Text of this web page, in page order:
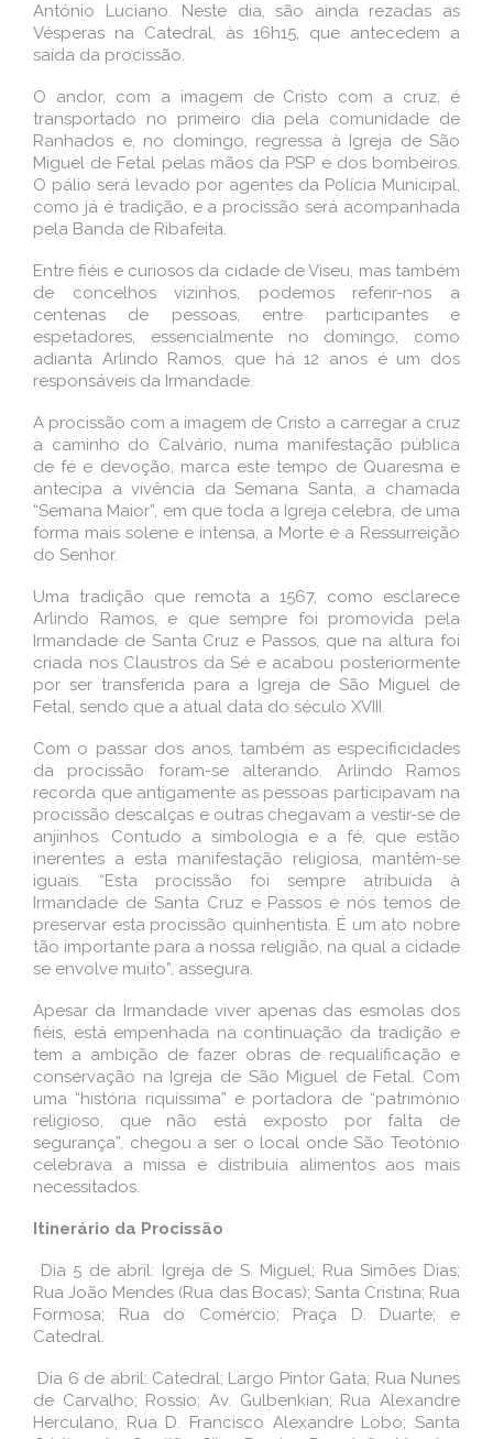
António Luciano. Neste dia, são ainda rezadas as
Vésperas na Catedral, às 16h15, que antecedem a
saída da procissão.
O andor, com a imagem de Cristo com a cruz, é
transportado no primeiro dia pela comunidade de
Ranhados e, no domingo, regressa à Igreja de São
Miguel de Fetal pelas mãos da PSP e dos bombeiros.
O pálio será levado por agentes da Polícia Municipal,
como já é tradição, e a procissão será acompanhada
pela Banda de Ribafeita.
Entre fiéis e curiosos da cidade de Viseu, mas também
de concelhos vizinhos, podemos referir-nos a
centenas de pessoas, entre participantes e
espetadores, essencialmente no domingo, como
adianta Arlindo Ramos, que há 12 anos é um dos
responsáveis da Irmandade.
A procissão com a imagem de Cristo a carregar a cruz
a caminho do Calvário, numa manifestação pública
de fé e devoção, marca este tempo de Quaresma e
antecipa a vivência da Semana Santa, a chamada
“Semana Maior”, em que toda a Igreja celebra, de uma
forma mais solene e intensa, a Morte e a Ressurreição
do Senhor.
Uma tradição que remota a 1567, como esclarece
Arlindo Ramos, e que sempre foi promovida pela
Irmandade de Santa Cruz e Passos, que na altura foi
criada nos Claustros da Sé e acabou posteriormente
por ser transferida para a Igreja de São Miguel de
Fetal, sendo que a atual data do século XVIII.
Com o passar dos anos, também as especificidades
da procissão foram-se alterando. Arlindo Ramos
recorda que antigamente as pessoas participavam na
procissão descalças e outras chegavam a vestir-se de
anjinhos. Contudo a simbologia e a fé, que estão
inerentes a esta manifestação religiosa, mantêm-se
iguais. “Esta procissão foi sempre atribuída à
Irmandade de Santa Cruz e Passos e nós temos de
preservar esta procissão quinhentista. É um ato nobre
tão importante para a nossa religião, na qual a cidade
se envolve muito”, assegura.
Apesar da Irmandade viver apenas das esmolas dos
fiéis, está empenhada na continuação da tradição e
tem a ambição de fazer obras de requalificação e
conservação na Igreja de São Miguel de Fetal. Com
uma “história riquíssima” e portadora de “património
religioso, que não está exposto por falta de
segurança”, chegou a ser o local onde São Teotónio
celebrava a missa e distribuía alimentos aos mais
necessitados.
Itinerário da Procissão
Dia 5 de abril: Igreja de S. Miguel; Rua Simões Dias;
Rua João Mendes (Rua das Bocas); Santa Cristina; Rua
Formosa; Rua do Comércio; Praça D. Duarte; e
Catedral.
Dia 6 de abril: Catedral; Largo Pintor Gata; Rua Nunes
de Carvalho; Rossio; Av. Gulbenkian; Rua Alexandre
Herculano; Rua D. Francisco Alexandre Lobo; Santa